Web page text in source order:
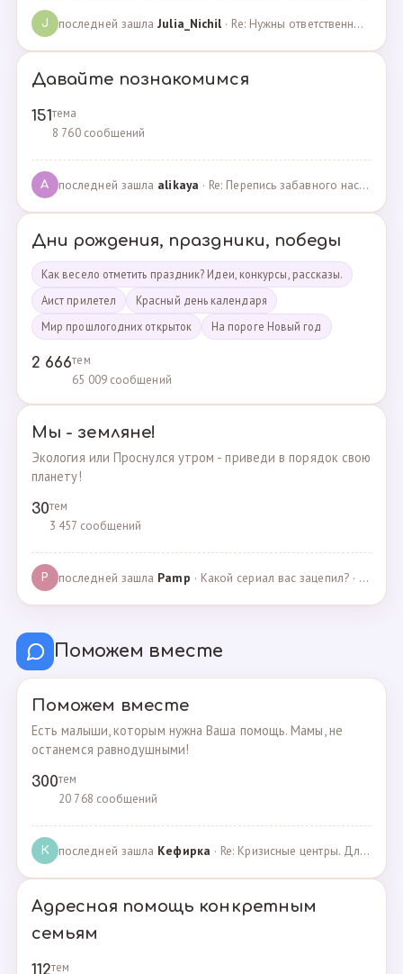
J последней зашлаJulia_Nichil· Re: Нужны ответственные и любящие детей сотрудники … · 22.07.2024
Давайте познакомимся
151тема
8 760 сообщений
A последней зашла alikaya · Re: Перепись забавного населения!!! · 09.09.2023
Дни рождения, праздники, победы
Как весело отметить праздник? Идеи, конкурсы, рассказы.
Аист прилетел
Красный день календаря
Мир прошлогодних открыток
На пороге Новый год
2 666тем
65 009 сообщений
Мы - земляне!
Экология или Проснулся утром - приведи в порядок свою
планету!
30тем
3 457 сообщений
P последней зашла Pamp · Какой сериал вас зацепил? · 07.05.2025
Поможем вместе
Поможем вместе
Есть малыши, которым нужна Ваша помощь. Мамы, не
останемся равнодушными!
300тем
20 768 сообщений
К последней зашла Кефирка · Re: Кризисные центры. Для женщин, попавших в трудн… · 06.03.2022
Адресная помощь конкретным
семьям
112тем